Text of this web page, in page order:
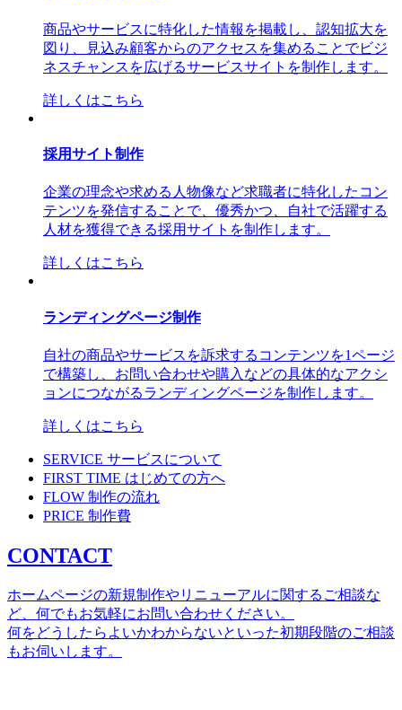
商品やサービスに特化した情報を掲載し、認知拡大を
図り、見込み顧客からのアクセスを集めることでビジ
ネスチャンスを広げるサービスサイトを制作します。
詳しくはこちら
採用サイト制作
企業の理念や求める人物像など求職者に特化したコン
テンツを発信することで、優秀かつ、自社で活躍する
人材を獲得できる採用サイトを制作します。
詳しくはこちら
ランディングページ制作
自社の商品やサービスを訴求するコンテンツを1ページ
で構築し、お問い合わせや購入などの具体的なアクシ
ョンにつながるランディングページを制作します。
詳しくはこちら
SERVICE サービスについて
FIRST TIME はじめての方へ
FLOW 制作の流れ
PRICE 制作費
CONTACT
ホームページの新規制作やリニューアルに関するご相談な
ど、何でもお気軽にお問い合わせください。
何をどうしたらよいかわからないといった初期段階のご相談
もお伺いします。